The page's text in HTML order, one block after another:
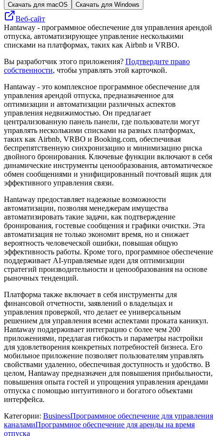
Скачать для macOS Скачать для Windows
Веб-сайт
Hantaway - программное обеспечение для управления арендой
отпуска, автоматизирующее управление несколькими
списками на платформах, таких как Airbnb и VRBO.
Вы разработчик этого приложения? Подтвердите право
собственности, чтобы управлять этой карточкой.
Hantaway - это комплексное программное обеспечение для
управления арендой отпуска, предназначенное для
оптимизации и автоматизации различных аспектов
управления недвижимостью. Он предлагает
централизованную панель панели, где пользователи могут
управлять несколькими списками на разных платформах,
таких как Airbnb, VRBO и Booking.com, обеспечивая
беспрепятственную синхронизацию и минимизацию риска
двойного бронирования. Ключевые функции включают в себя
динамические инструменты ценообразования, автоматическое
обмен сообщениями и унифицированный почтовый ящик для
эффективного управления связи.
Hantaway предоставляет надежные возможности
автоматизации, позволяя менеджерам имущества
автоматизировать такие задачи, как подтверждение
бронирования, гостевые сообщения и графики очистки. Эта
автоматизация не только экономит время, но и снижает
вероятность человеческой ошибки, повышая общую
эффективность работы. Кроме того, программное обеспечение
поддерживает AI-управляемые идеи для оптимизации
стратегий производительности и ценообразования на основе
рыночных тенденций.
Платформа также включает в себя инструменты для
финансовой отчетности, заявлений о владельцах и
управления проверкой, что делает ее универсальным
решением для управления всеми аспектами проката каникул.
Hantaway поддерживает интеграцию с более чем 200
приложениями, предлагая гибкость и параметры настройки
для удовлетворения конкретных потребностей бизнеса. Его
мобильное приложение позволяет пользователям управлять
свойствами удаленно, обеспечивая доступность и удобство. В
целом, Hantaway предназначен для повышения прибыльности,
повышения опыта гостей и упрощения управления арендами
отпуска с помощью интуитивного и богатого объектами
интерфейса.
Категории: BusinessПрограммное обеспечение для управления
каналамиПрограммное обеспечение для аренды на время
отпуска